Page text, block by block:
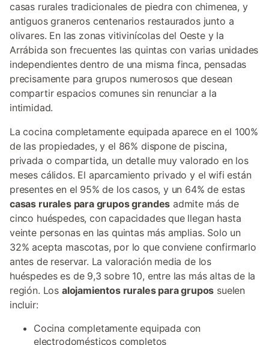
casas rurales tradicionales de piedra con chimenea, y
antiguos graneros centenarios restaurados junto a
olivares. En las zonas vitivinícolas del Oeste y la
Arrábida son frecuentes las quintas con varias unidades
independientes dentro de una misma finca, pensadas
precisamente para grupos numerosos que desean
compartir espacios comunes sin renunciar a la
intimidad.
La cocina completamente equipada aparece en el 100%
de las propiedades, y el 86% dispone de piscina,
privada o compartida, un detalle muy valorado en los
meses cálidos. El aparcamiento privado y el wifi están
presentes en el 95% de los casos, y un 64% de estas
casas rurales para grupos grandes admite más de
cinco huéspedes, con capacidades que llegan hasta
veinte personas en las quintas más amplias. Solo un
32% acepta mascotas, por lo que conviene confirmarlo
antes de reservar. La valoración media de los
huéspedes es de 9,3 sobre 10, entre las más altas de la
región. Los alojamientos rurales para grupos suelen
incluir:
Cocina completamente equipada con
electrodomésticos completos